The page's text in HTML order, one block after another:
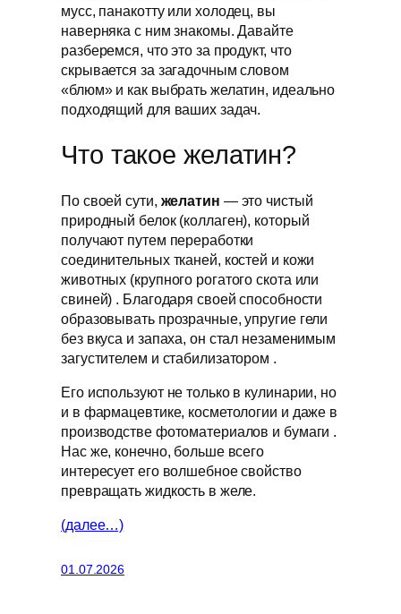
мусс, панакотту или холодец, вы
наверняка с ним знакомы. Давайте
разберемся, что это за продукт, что
скрывается за загадочным словом
«блюм» и как выбрать желатин, идеально
подходящий для ваших задач.
Что такое желатин?
По своей сути, желатин — это чистый
природный белок (коллаген), который
получают путем переработки
соединительных тканей, костей и кожи
животных (крупного рогатого скота или
свиней) . Благодаря своей способности
образовывать прозрачные, упругие гели
без вкуса и запаха, он стал незаменимым
загустителем и стабилизатором .
Его используют не только в кулинарии, но
и в фармацевтике, косметологии и даже в
производстве фотоматериалов и бумаги .
Нас же, конечно, больше всего
интересует его волшебное свойство
превращать жидкость в желе.
(далее…)
01.07.2026